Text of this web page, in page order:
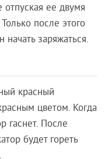
ее двумя
после этого
заряжаться.
красный
цветом. Когда
гаснет. После
будет гореть